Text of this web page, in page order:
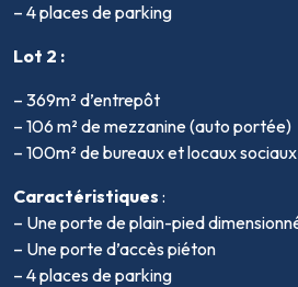
– 4 places de parking
Lot 2 :
– 369m² d’entrepôt
– 106 m² de mezzanine (auto portée)
– 100m² de bureaux et locaux
Caractéristiques :
– Une porte de plain-pied
– Une porte d’accès piéton
– 4 places de parking